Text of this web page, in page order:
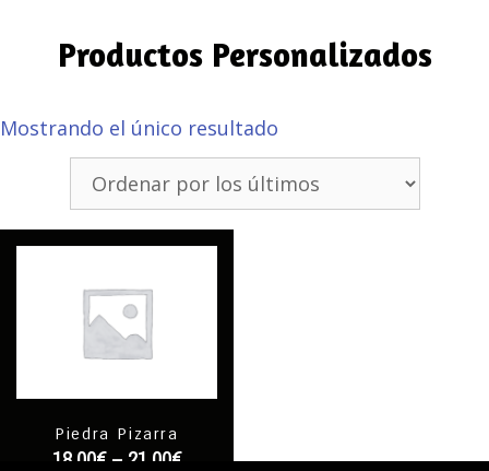
Productos Personalizados
Mostrando el único resultado
Piedra Pizarra
18,00€– 21,00€